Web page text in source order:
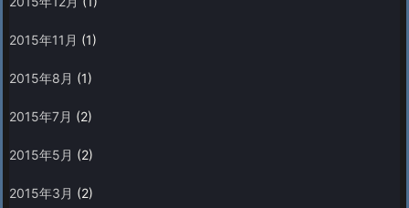
2015年11月 (1)
2015年8月 (1)
2015年7月 (2)
2015年5月 (2)
2015年3月 (2)